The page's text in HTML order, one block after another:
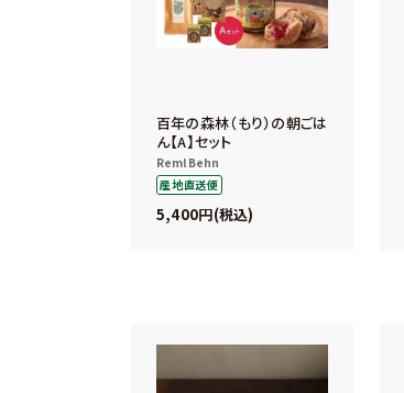
百年の森林（もり）の朝ごは
ん【A】セット
Reml Behn
産地直送便
5,400 税込